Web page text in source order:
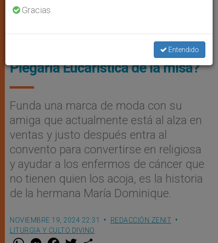
¿los Diáconos Pueden Decir La Plegaria Eucarística De La Misa?
Preguntas sobre liturgia: ¿los
Plegaria Eucarística de la misa?
Funda una marca de moda con su
amiga que actualmente está al alza en
ventas y justo después entra al
convento para convertirse en religiosa
y ayudar a los enfermos de cáncer que
no tienen quien los acoja, es la historia
de la hermana María Dominique.
NOVIEMBRE 19, 2024 22:31
REDACCIÓN ZENIT
LITURGIA Y CULTO DIVINO
W M F
Gracias.
Entendido